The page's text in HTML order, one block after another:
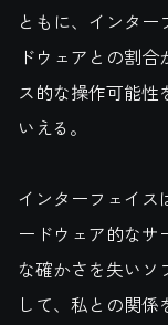
ともに、インタ
ドウェアとの割
ス的な操作可能性
いえる。
インターフェイス
ードウェア的なサ
な確かさを失いソ
して、私との関